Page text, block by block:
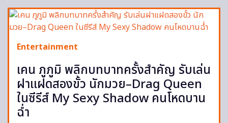
Entertainment
เคน ภูภูมิ พลิกบทบาทครั้งสำคัญ รับเล่น
ฝาแฝดสองขั้ว นักมวย–Drag Queen
ในซีรีส์ My Sexy Shadow คนโหดบาน
ฉ่ำ